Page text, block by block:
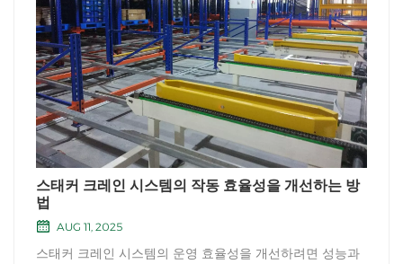
스태커 크레인 시스템의 작동 효율성을 개선하는 방
법
AUG 11, 2025
스태커 크레인 시스템의 운영 효율성을 개선하려면 성능과